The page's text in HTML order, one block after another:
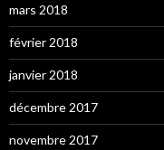
mars 2018
février 2018
janvier 2018
décembre 2017
novembre 2017